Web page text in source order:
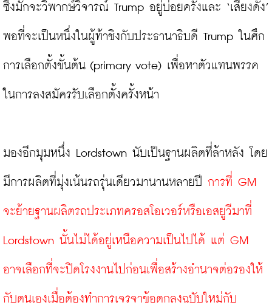
ซึ่งมักจะวิพากษ์วิจารณ์ Trump อยู่บ่อยครั้งและ ‘เสียงดัง’
พอที่จะเป็นหนึ่งในผู้ท้าชิงกับประธานาธิบดี Trump ในศึก
การเลือกตั้งขั้นต้น (primary vote) เพื่อหาตัวแทนพรรค
ในการลงสมัครรับเลือกตั้งครั้งหน้า
มองอีกมุมหนึ่ง Lordstown นับเป็นฐานผลิตที่ล้าหลัง โดย
มีการผลิตที่มุ่งเน้นรถรุ่นเดียวมานานหลายปี การที่ GM
จะย้ายฐานผลิตรถประเภทครอสโอเวอร์หรือเอสยูวีมาที่
Lordstown นั้นไม่ได้อยู่เหนือความเป็นไปได้ แต่ GM
อาจเลือกที่จะปิดโรงงานไปก่อนเพื่อสร้างอำนาจต่อรองให้
กับตนเองเมื่อต้องทำการเจรจาข้อตกลงฉบับใหม่กับ